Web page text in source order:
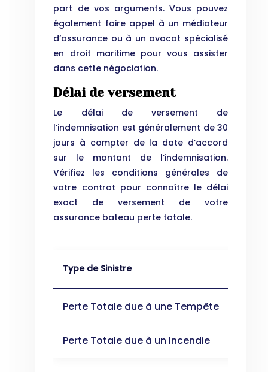
part de vos arguments. Vous pouvez
également faire appel à un médiateur
d’assurance ou à un avocat spécialisé
en droit maritime pour vous assister
dans cette négociation.
Délai de versement
Le délai de versement de
l’indemnisation est généralement de 30
jours à compter de la date d’accord
sur le montant de l’indemnisation.
Vérifiez les conditions générales de
votre contrat pour connaître le délai
exact de versement de votre
assurance bateau perte totale.
Type de Sinistre
Perte Totale due à une Tempête
Perte Totale due à un Incendie